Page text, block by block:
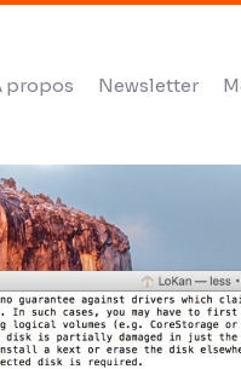
propos Newsletter